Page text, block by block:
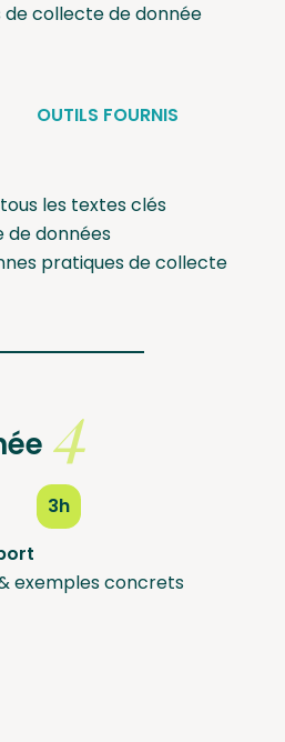
de collecte de donnée
OUTILS FOURNIS
les textes clés
de données
pratiques de collecte
4
3h
exemples concrets